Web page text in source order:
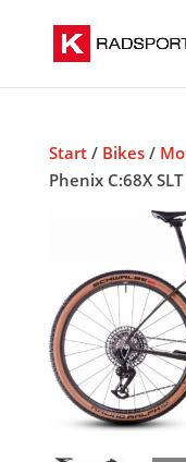
Start/ Bikes/
Phenix C:68X